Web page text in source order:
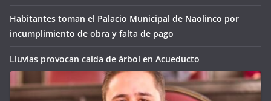
Habitantes toman el Palacio Municipal de Naolinco por
incumplimiento de obra y falta de pago
Lluvias provocan caída de árbol en Acueducto